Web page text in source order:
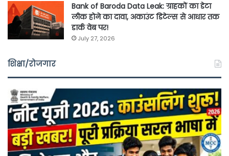
Bank of Baroda Data Leak: ग्राहकों का डेटा
लीक होने का दावा, अकाउंट डिटेल्स से आधार तक
डार्क वेब पर!
July 27, 2026
शिक्षा/रोजगार